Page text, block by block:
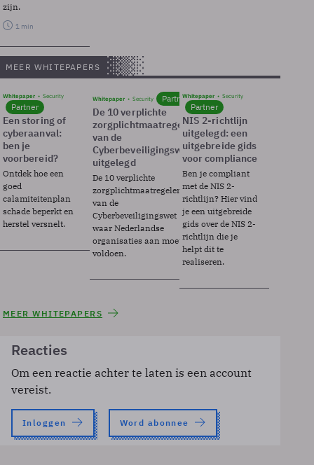
zijn.
1 min
MEER WHITEPAPERS
Whitepaper Security
Partner
Een storing of
cyberaanval:
ben je
voorbereid?
Ontdek hoe een
goed
calamiteitenplan
schade beperkt en
herstel versnelt.
Whitepaper Security Partner
De 10 verplichte
zorgplichtmaatregelen
van de
Cyberbeveiligingswet
uitgelegd
De 10 verplichte
zorgplichtmaatregelen
van de
Cyberbeveiligingswet
waar Nederlandse
organisaties aan moeten
voldoen.
Whitepaper Security
Partner
NIS 2-richtlijn
uitgelegd: een
uitgebreide gids
voor compliance
Ben je compliant
met de NIS 2-
richtlijn? Hier vind
je een uitgebreide
gids over de NIS 2-
richtlijn die je
helpt dit te
realiseren.
MEER WHITEPAPERS
Reacties
Om een reactie achter te laten is een account
vereist.
Inloggen Word abonnee